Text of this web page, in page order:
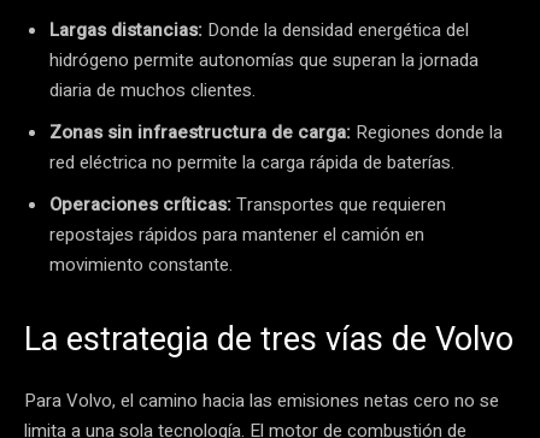
Largas distancias: Donde la densidad energética del
hidrógeno permite autonomías que superan la jornada
diaria de muchos clientes.
Zonas sin infraestructura de carga: Regiones donde la
red eléctrica no permite la carga rápida de baterías.
Operaciones críticas:Transportes que requieren
repostajes rápidos para mantener el camión en
movimiento constante.
La estrategia de tres vías de Volvo
Para Volvo, el camino hacia las emisiones netas cero no se
limita a una sola tecnología. El motor de combustión de